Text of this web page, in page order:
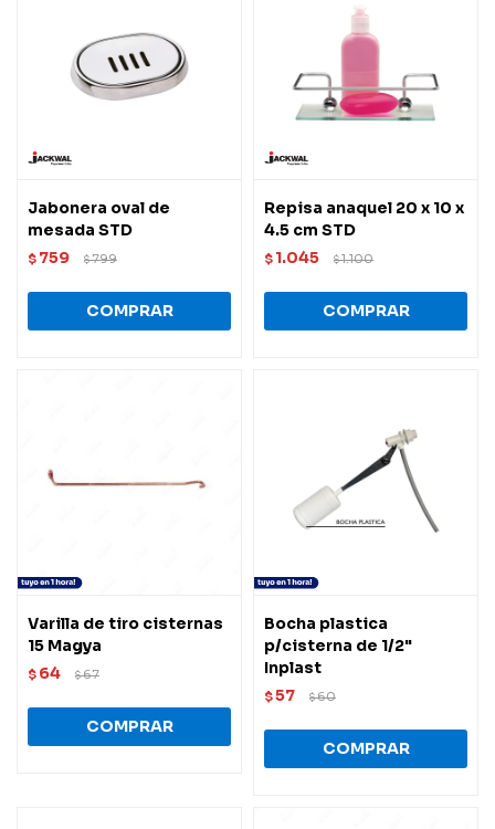
Jabonera oval de
mesada STD
$ 759 $799
Repisa anaquel 20 x 10 x
4.5 cm STD
$ 1.045 $1.100
Varilla de tiro cisternas
15 Magya
$ 64 $67
Bocha plastica
p/cisterna de 1/2"
Inplast
$57 $60